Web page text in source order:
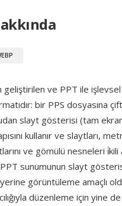
geliştirilen ve PPT ile işlevsel
bir PPS dosyasına
slayt gösterisi (tam
kullanır ve slaytları,
ve gömülü nesneleri i̇kili
sunumunun slayt
görüntüleme amaçlı
düzenleme için yine de